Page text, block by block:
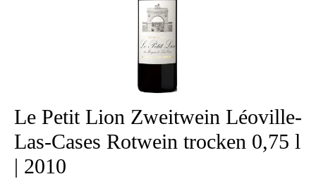
Le Petit Lion Zweitwein Léoville-
Las-Cases Rotwein trocken 0,75 l
| 2010